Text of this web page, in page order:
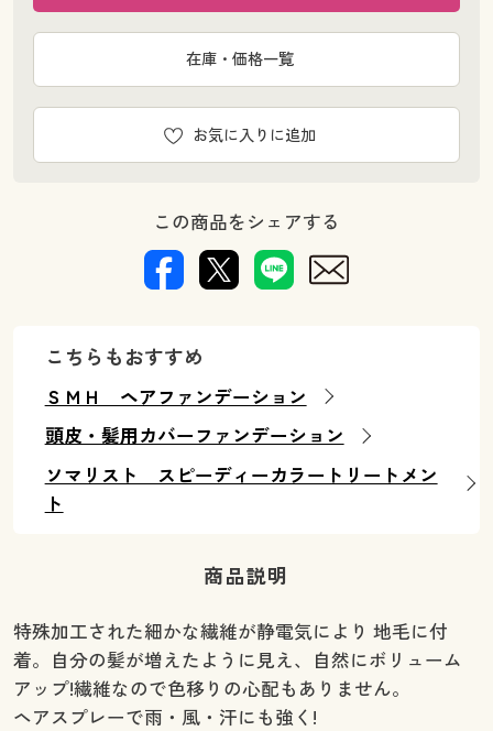
お気に入りに追加
在庫・価格一覧
この商品をシェアする
こちらもおすすめ
ＳＭＨ ヘアファンデーション
頭皮・髪用カバーファンデーション
ソマリスト スピーディーカラートリートメン
ト
商品説明
特殊加工された細かな繊維が静電気により 地毛に付
着。自分の髪が増えたように見え、自然にボリューム
アップ!繊維なので色移りの心配もありません。
ヘアスプレーで雨・風・汗にも強く!